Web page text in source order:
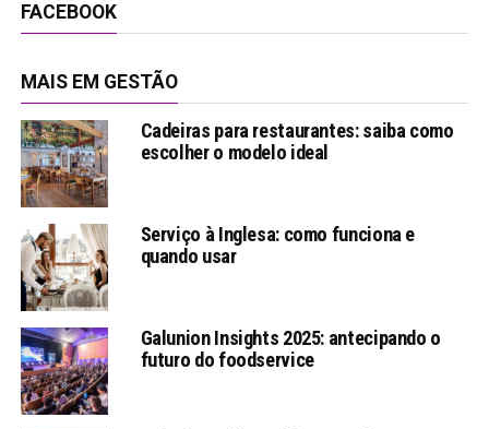
FACEBOOK
MAIS EM GESTÃO
Cadeiras para restaurantes: saiba como
escolher o modelo ideal
Serviço à Inglesa: como funciona e
quando usar
Galunion Insights 2025: antecipando o
futuro do foodservice